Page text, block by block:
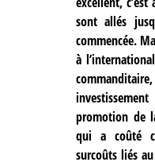
sont allés
commencée.
à
promotion de
qui a coûté
surcoûts liés